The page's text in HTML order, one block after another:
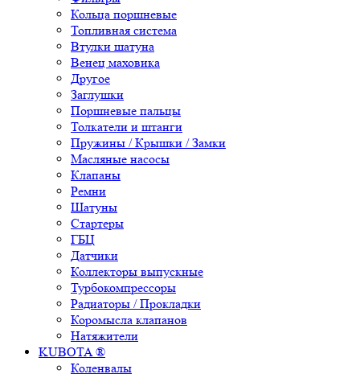
Кольца поршневые
Топливная система
Втулки шатуна
Венец маховика
Другое
Заглушки
Поршневые пальцы
Толкатели и штанги
Пружины / Крышки / Замки
Масляные насосы
Клапаны
Ремни
Шатуны
Стартеры
ГБЦ
Датчики
Коллекторы выпускные
Турбокомпрессоры
Радиаторы / Прокладки
Коромысла клапанов
Натяжители
KUBOTA ®
Коленвалы